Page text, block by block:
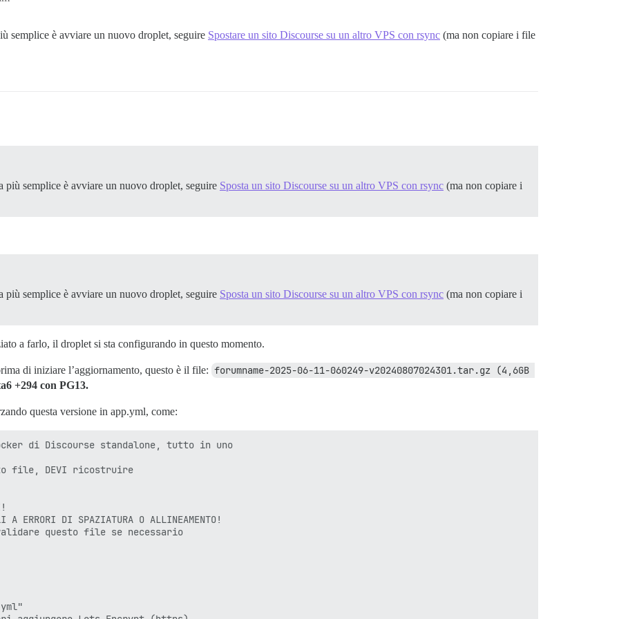
leggibile da tutti. Puoi proteggere questo file eseguendo: chmod o-rwx containers/app.yml
base
0128
-- : Lettura da stdin
script DPkg::Post-Invoke 'rm -f /var/cache/apt/archives/*.deb /var/cache/apt/archives/partial/*.deb /var/
di errore
-- : Lettura degli elenchi dei pacchetti...
run-perl libjson-perl
perl libz3-4
postgresql-common-dev ssl-cert
e 0 non aggiornati.
attualmente installati.)
1.pgdg120+1) ...
...
corrente
la reinstallazione dell'alternativa /usr/share/postgresql/15/man/man1/psql.1.gz perché il gruppo di link
...
(274.pgdg120+1) ...
pacchetti myspell/hunspell installati...
postgresql-15 (15.12-1.pgdg120+1) ...
semplice è avviare un nuovo droplet, seguire Spostare un sito Discourse su un altro VPS con rsync (ma non copiare i file
più semplice è avviare un nuovo droplet, seguire Sposta un sito Discourse su un altro VPS con rsync (ma non copiare i
più semplice è avviare un nuovo droplet, seguire Sposta un sito Discourse su un altro VPS con rsync (ma non copiare i
a farlo, il droplet si sta configurando in questo momento.
di iniziare l’aggiornamento, questo è il file: forumname-2025-06-11-060249-v20240807024301.tar.gz (4,6GB
+294 con PG13.
questa versione in app.yml, come:
di Discourse standalone, tutto in uno
file, DEVI ricostruire
ERRORI DI SPAZIATURA O ALLINEAMENTO!
questo file se necessario